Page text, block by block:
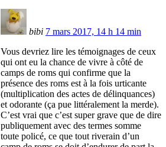
bibi 7 mars 2017, 14 h 14 min
Vous devriez lire les témoignages de ceux
qui ont eu la chance de vivre à côté de
camps de roms qui confirme que la
présence des roms est à la fois urticante
(multiplication des actes de délinquances)
et odorante (ça pue littéralement la merde).
C’est vrai que c’est super grave que de dire
publiquement avec des termes somme
toute policé, ce que tout riverain d’un